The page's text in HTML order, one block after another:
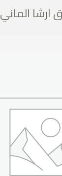
الماني 86 ق